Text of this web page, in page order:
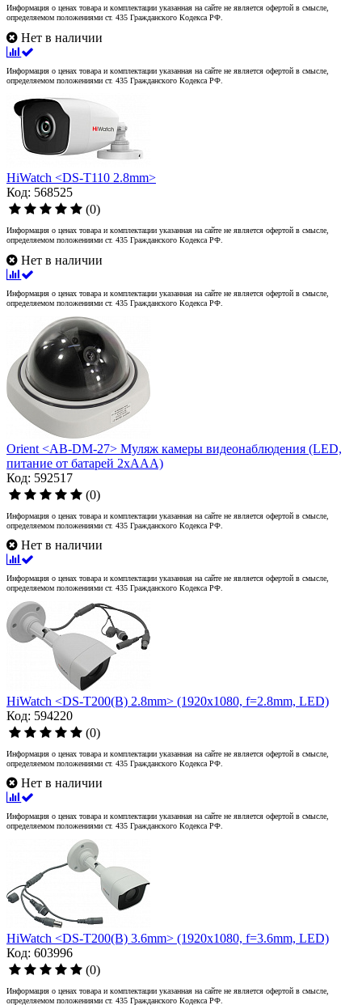
Информация о ценах товара и комплектации указанная на сайте не является офертой в смысле,
определяемом положениями ст. 435 Гражданского Кодекса РФ.
Нет в наличии
Информация о ценах товара и комплектации указанная на сайте не является офертой в смысле,
определяемом положениями ст. 435 Гражданского Кодекса РФ.
HiWatch <DS-T110 2.8mm>
Код: 568525
(0)
Информация о ценах товара и комплектации указанная на сайте не является офертой в смысле,
определяемом положениями ст. 435 Гражданского Кодекса РФ.
Нет в наличии
Информация о ценах товара и комплектации указанная на сайте не является офертой в смысле,
определяемом положениями ст. 435 Гражданского Кодекса РФ.
Orient <AB-DM-27> Муляж камеры видеонаблюдения (LED,
питание от батарей 2xAAA)
Код: 592517
(0)
Информация о ценах товара и комплектации указанная на сайте не является офертой в смысле,
определяемом положениями ст. 435 Гражданского Кодекса РФ.
Нет в наличии
Информация о ценах товара и комплектации указанная на сайте не является офертой в смысле,
определяемом положениями ст. 435 Гражданского Кодекса РФ.
HiWatch <DS-T200(B) 2.8mm> (1920x1080, f=2.8mm, LED)
Код: 594220
(0)
Информация о ценах товара и комплектации указанная на сайте не является офертой в смысле,
определяемом положениями ст. 435 Гражданского Кодекса РФ.
Нет в наличии
Информация о ценах товара и комплектации указанная на сайте не является офертой в смысле,
определяемом положениями ст. 435 Гражданского Кодекса РФ.
HiWatch <DS-T200(B) 3.6mm> (1920x1080, f=3.6mm, LED)
Код: 603996
(0)
Информация о ценах товара и комплектации указанная на сайте не является офертой в смысле,
определяемом положениями ст. 435 Гражданского Кодекса РФ.